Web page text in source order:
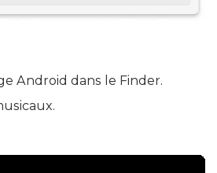
Android dans le Finder.